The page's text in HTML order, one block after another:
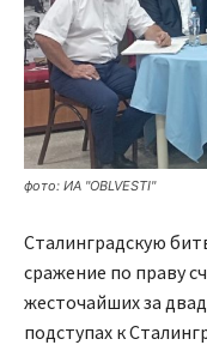
фото: ИА "OBLVESTI"
Сталинградскую
сражение по праву
жесточайших за
подступах к